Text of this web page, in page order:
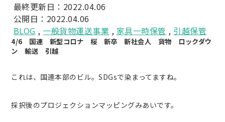
最終更新日：2022.04.06
公開日：2022.04.06
BLOG , 一般貨物運送事業 , 家具一時保管 , 引越保管
4/6 国連 新型コロナ 桜 新卒 新社会人 貨物 ロックダウ
ン 輸送 引越
これは、国連本部のビル。SDGsで染まってますね。
採択後のプロジェクションマッピングみあいです。